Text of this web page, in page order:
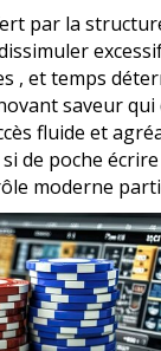
par la
, et temps
saveur
fluide et
de poche
moderne